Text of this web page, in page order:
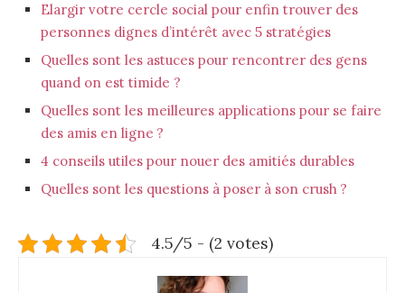
Elargir votre cercle social pour enfin trouver des
personnes dignes d’intérêt avec 5 stratégies
Quelles sont les astuces pour rencontrer des gens
quand on est timide ?
Quelles sont les meilleures applications pour se faire
des amis en ligne ?
4 conseils utiles pour nouer des amitiés durables
Quelles sont les questions à poser à son crush ?
4.5/5 - (2 votes)